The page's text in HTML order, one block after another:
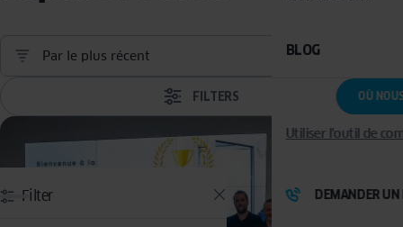
BLOG
OÙ
Utiliser l'outil de
DEMANDER UN
Par le plus récent
FILTERS
Filter